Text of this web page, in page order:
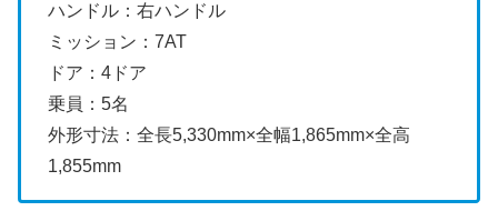
ハンドル：右ハンドル
ミッション：7AT
ドア：4ドア
乗員：5名
外形寸法：全長5,330mm×全幅1,865mm×全高
1,855mm